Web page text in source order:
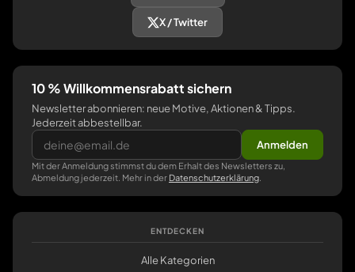
X / Twitter
10 % Willkommensrabatt sichern
Newsletter abonnieren: neue Motive, Aktionen & Tipps.
Jederzeit abbestellbar.
Anmelden
Mit der Anmeldung stimmst du dem Erhalt des Newsletters zu,
Abmeldung jederzeit. Mehr in der Datenschutzerklärung
ENTDECKEN
Alle Kategorien